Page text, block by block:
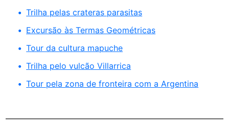
Trilha pelas crateras parasitas
Excursão às Termas Geométricas
Tour da cultura mapuche
Trilha pelo vulcão Villarrica
Tour pela zona de fronteira com a Argentina